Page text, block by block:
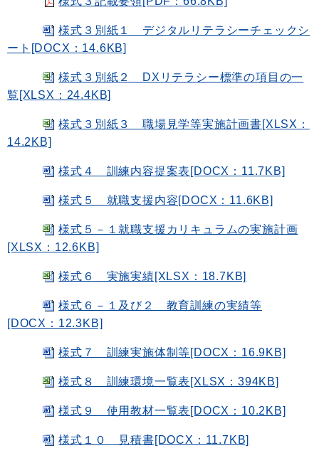
様式３別紙１ デジタルリテラシーチェックシ
ート[DOCX：14.6KB]
様式３別紙２ DXリテラシー標準の項目の一
覧[XLSX：24.4KB]
様式３別紙３ 職場見学等実施計画書[XLSX：
14.2KB]
様式４ 訓練内容提案表[DOCX：11.7KB]
様式５ 就職支援内容[DOCX：11.6KB]
様式５－１就職支援カリキュラムの実施計画
[XLSX：12.6KB]
様式６ 実施実績[XLSX：18.7KB]
様式６－１及び２ 教育訓練の実績等
[DOCX：12.3KB]
様式７ 訓練実施体制等[DOCX：16.9KB]
様式８ 訓練環境一覧表[XLSX：394KB]
様式９ 使用教材一覧表[DOCX：10.2KB]
様式１０ 見積書[DOCX：11.7KB]